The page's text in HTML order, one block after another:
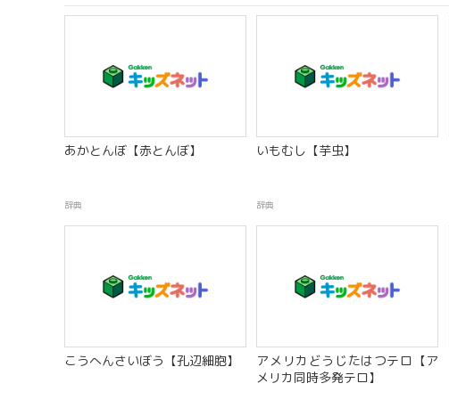
あかとんぼ【赤とんぼ】
辞典
いもむし【芋虫】
辞典
こうへんさいぼう【孔辺細胞】
アメリカどうじたはつテロ【ア
メリカ同時多発テロ】